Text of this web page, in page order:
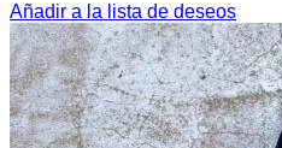
Añadir a la lista de deseos